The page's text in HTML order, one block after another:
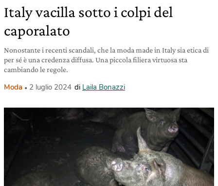
Italy vacilla sotto i colpi del
caporalato
Nonostante i recenti scandali, che la moda made in Italy sia etica di
per sé è una credenza diffusa. Una piccola filiera virtuosa sta
cambiando le regole.
Moda 2 luglio 2024 di Laila Bonazzi